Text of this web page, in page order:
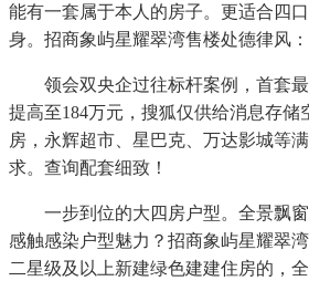
能有一套属于本人的房子。更适合四
身。招商象屿星耀翠湾售楼处德律风：
领会双央企过往标杆案例，首套最
提高至184万元，搜狐仅供给消息存储
房，永辉超市、星巴克、万达影城等
求。查询配套细致！
一步到位的大四房户型。全景飘窗
感触感染户型魅力？招商象屿星耀翠
二星级及以上新建绿色建建住房的，全